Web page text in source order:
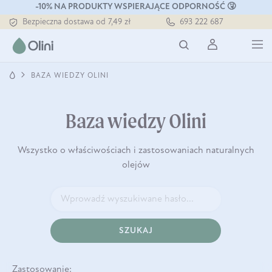
-10% NA PRODUKTY WSPIERAJĄCE ODPORNOŚĆ 🤧
Tłoczony zawsze na zimno
Bezpieczna dostawa od 7,49 zł
Tłoczony zawsze na zimno
693 222 687
BAZA WIEDZY OLINI
Baza wiedzy Olini
Wszystko o właściwościach i zastosowaniach naturalnych
olejów
SZUKAJ
Zastosowanie: